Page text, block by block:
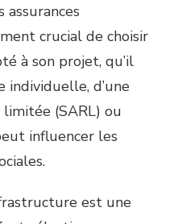
assurances
crucial de choisir
à son projet, qu’il
individuelle, d’une
(SARL) ou
influencer les
est une